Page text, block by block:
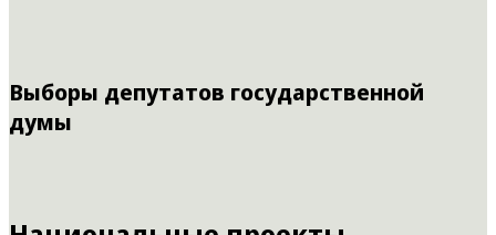
Выборы депутатов государственной
думы